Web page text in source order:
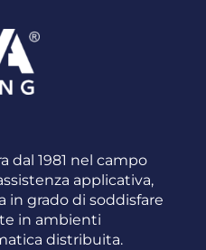
dal 1981 nel campo
applicativa,
in grado di soddisfare
in ambienti
distribuita.